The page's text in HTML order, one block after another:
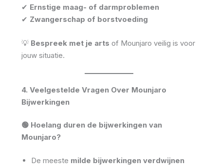
✔ Ernstige maag- of darmproblemen
✔ Zwangerschap of borstvoeding
💡 Bespreek met je arts of Mounjaro veilig is voor
jouw situatie.
4. Veelgestelde Vragen Over Mounjaro
Bijwerkingen
🟢 Hoelang duren de bijwerkingen van
Mounjaro?
De meeste milde bijwerkingen verdwijnen